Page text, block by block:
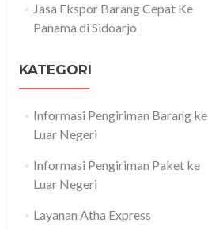
Jasa Ekspor Barang Cepat Ke
Panama di Sidoarjo
KATEGORI
Informasi Pengiriman Barang ke
Luar Negeri
Informasi Pengiriman Paket ke
Luar Negeri
Layanan Atha Express